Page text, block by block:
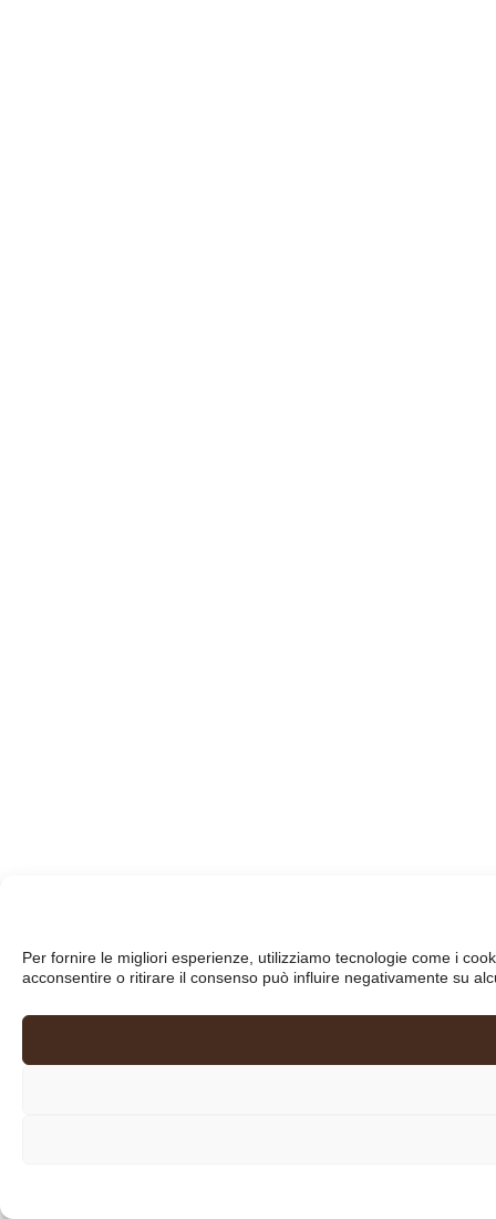
Per fornire le migliori esperienze, utilizziamo tecnologie come i
acconsentire o ritirare il consenso può influire negativamente su